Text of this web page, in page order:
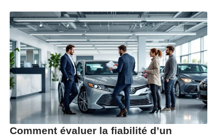
Comment évaluer la fiabilité d’un